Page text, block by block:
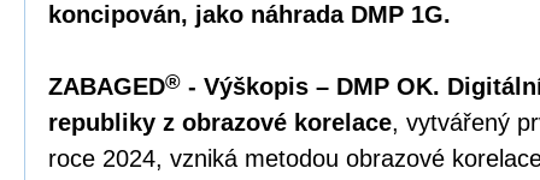
koncipován, jako náhrada DMP 1G.
ZABAGED® - Výškopis – DMP OK.
republiky z obrazové korelace, vytvářený
roce 2024, vzniká metodou obrazové